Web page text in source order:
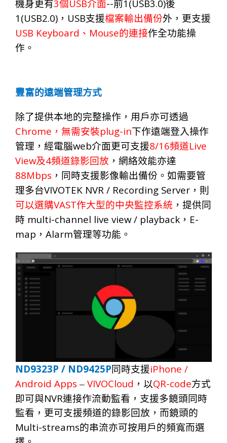
機身更有3個 USB介面--前1(USB3.0)後
1(USB2.0) ， USB支援檔案輸出備份外，更支援
USB Keyboard 、 Mouse的連接作全功能操
作。
豐富的遠端管理方式
除了提供本地的完整操作，用戶亦可透過
Chrome ， 無需安裝plug-in下作遠端登入操作
管理，經電腦web介面更可支援8/16頻道Live
View及4頻道錄影回放 ，網絡效能亦達
88Mbps ，同時支援影像輸出備份。如需要管
理多台VIVOTEK NVR / Recording Server ，則
可以選購VAST作大型的中央監控系統 ，提供同
時 multi-channel live view / playback ， E-
map ， Alarm管理等功能。
ND9323P / ND9425P同時支援iPhone /
Android Apps – VIVOCloud ，以QR-code方式
即可與NVR連接作流動監看，支援多鏡頭同時
監看，更可支援頻道的錄影回放，而鏡頭的
Multi-streams的串流亦可按用戶的頻寬而選